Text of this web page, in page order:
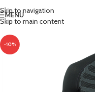
Skip to navigation
Skip to main content
MENU
-10%